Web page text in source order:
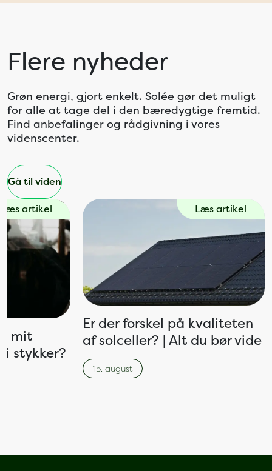
Flere nyheder
Grøn energi, gjort enkelt. Solée gør det muligt
for alle at tage del i den bæredygtige fremtid.
Find anbefalinger og rådgivning i vores
videnscenter.
Gå til viden
Læs artikel
mit
stykker?
Læs artikel
Er der forskel på kvaliteten
af solceller? | Alt du bør vide
15. august